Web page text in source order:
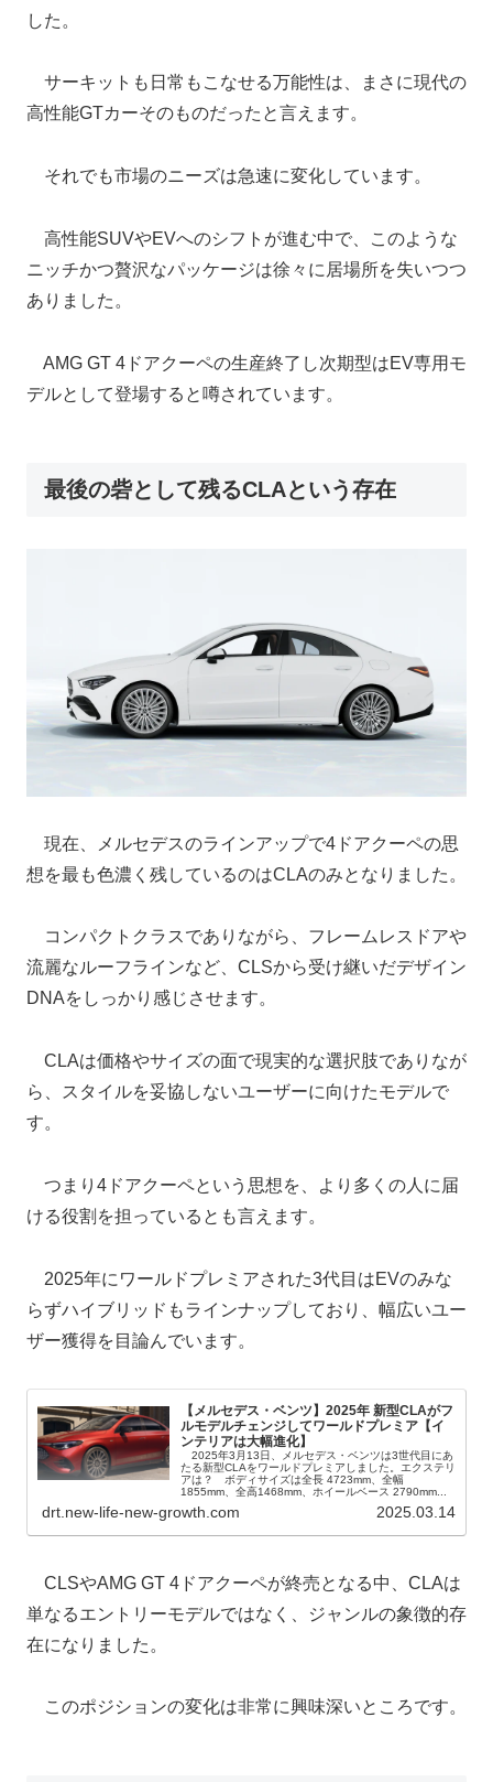
した。
サーキットも日常もこなせる万能性は、まさに現代の
高性能GTカーそのものだったと言えます。
それでも市場のニーズは急速に変化しています。
高性能SUVやEVへのシフトが進む中で、このような
ニッチかつ贅沢なパッケージは徐々に居場所を失いつつ
ありました。
AMG GT 4ドアクーペの生産終了し次期型はEV専用モ
デルとして登場すると噂されています。
最後の砦として残るCLAという存在
現在、メルセデスのラインアップで4ドアクーペの思
想を最も色濃く残しているのはCLAのみとなりました。
コンパクトクラスでありながら、フレームレスドアや
流麗なルーフラインなど、CLSから受け継いだデザイン
DNAをしっかり感じさせます。
CLAは価格やサイズの面で現実的な選択肢でありなが
ら、スタイルを妥協しないユーザーに向けたモデルで
す。
つまり4ドアクーペという思想を、より多くの人に届
ける役割を担っているとも言えます。
2025年にワールドプレミアされた3代目はEVのみな
らずハイブリッドもラインナップしており、幅広いユー
ザー獲得を目論んでいます。
【メルセデス・ベンツ】2025年 新型CLAがフ
ルモデルチェンジしてワールドプレミア【イ
ンテリアは大幅進化】
2025年3月13日、メルセデス・ベンツは3世代目にあ
たる新型CLAをワールドプレミアしました。エクステリ
アは？ ボディサイズは全長 4723mm、全幅
1855mm、全高1468mm、ホイールベース 2790mm...
drt.new-life-new-growth.com 2025.03.14
CLSやAMG GT 4ドアクーペが終売となる中、CLAは
単なるエントリーモデルではなく、ジャンルの象徴的存
在になりました。
このポジションの変化は非常に興味深いところです。